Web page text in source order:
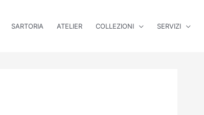
SARTORIA ATELIER COLLEZIONI SERVIZI